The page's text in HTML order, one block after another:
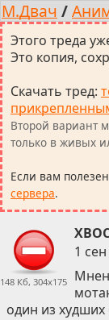
М.Двач /
Этого треда
Это копия,
Скачать тред:
Второй вариант
только в живых
Если вам
сервера.
148 Кб, 304x175
1
один из худших